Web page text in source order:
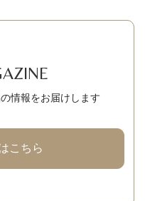
情報をお届けします
こちら